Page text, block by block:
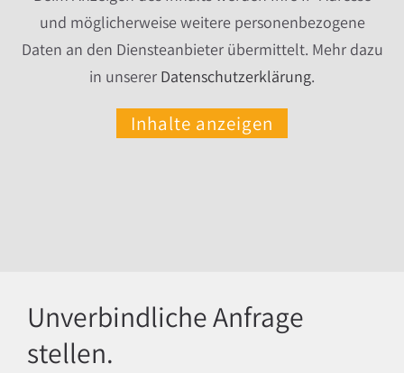
und möglicherweise weitere personenbezogene
Daten an den Diensteanbieter übermittelt. Mehr dazu
in unserer Datenschutzerklärung.
Inhalte anzeigen
Unverbindliche Anfrage
stellen.